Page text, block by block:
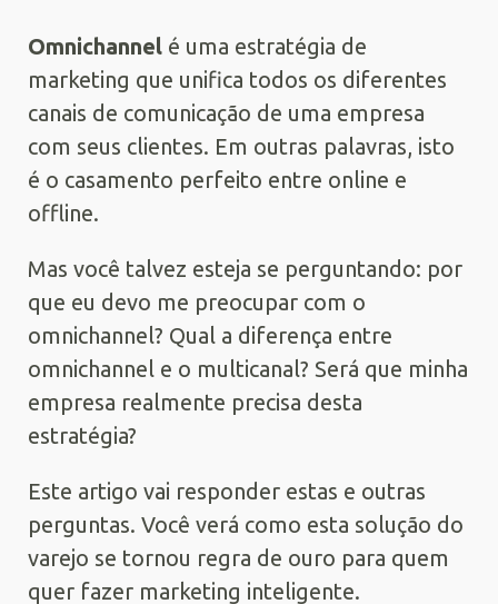
Omnichannel é uma estratégia de
marketing que unifica todos os diferentes
canais de comunicação de uma empresa
com seus clientes. Em outras palavras, isto
é o casamento perfeito entre online e
offline.
Mas você talvez esteja se perguntando: por
que eu devo me preocupar com o
omnichannel? Qual a diferença entre
omnichannel e o multicanal? Será que minha
empresa realmente precisa desta
estratégia?
Este artigo vai responder estas e outras
perguntas. Você verá como esta solução do
varejo se tornou regra de ouro para quem
quer fazer marketing inteligente.